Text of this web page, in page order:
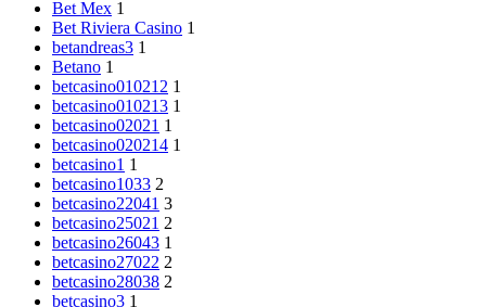
Bet Mex 1
Bet Riviera Casino 1
betandreas3 1
Betano 1
betcasino010212 1
betcasino010213 1
betcasino02021 1
betcasino020214 1
betcasino1 1
betcasino1033 2
betcasino22041 3
betcasino25021 2
betcasino26043 1
betcasino27022 2
betcasino28038 2
betcasino3 1